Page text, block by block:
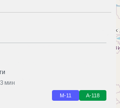
мин
М-11 А-118